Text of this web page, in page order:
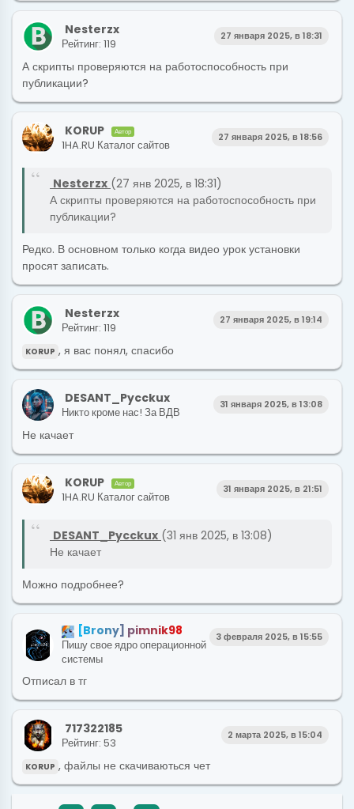
Nesterzx 27 января 2025, в 18:31
Рейтинг: 119
А скрипты проверяются на работоспособность при
публикации?
KORUP Автор 27 января 2025, в 18:56
1HA.RU Каталог сайтов
Nesterzx (27 янв 2025, в 18:31)
А скрипты проверяются на работоспособность при
публикации?
Редко. В основном только когда видео урок установки
просят записать.
Nesterzx 27 января 2025, в 19:14
Рейтинг: 119
KORUP , я вас понял, спасибо
DESANT_Pycckux 31 января 2025, в 13:08
Никто кроме нас! За ВДВ
Не качает
KORUP Автор 31 января 2025, в 21:51
1HA.RU Каталог сайтов
DESANT_Pycckux (31 янв 2025, в 13:08)
Не качает
Можно подробнее?
[Brony] pimnik98 3 февраля 2025, в 15:55
Пишу свое ядро операционной
системы
Отписал в тг
717322185 2 марта 2025, в 15:04
Рейтинг: 53
KORUP , файлы не скачиваються чет